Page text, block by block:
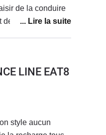
de la conduire
de la ville, je suis
les problèmes !!).
et je n'aime pas
ce qui est un peu
à
avec
LINE EAT8
style aucun